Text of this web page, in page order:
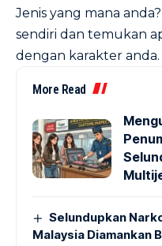
Jenis yang mana
sendiri dan temukan
dengan karakter anda.
More Read
Selundupkan
Malaysia Diamankan